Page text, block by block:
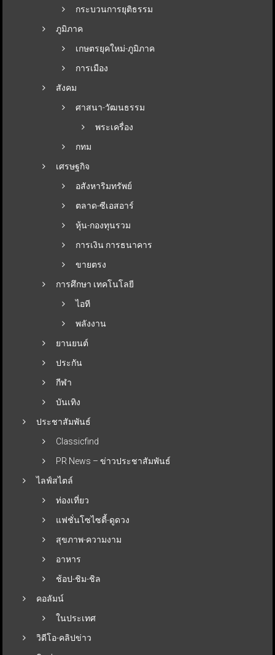
กระบวนการยุติธรรม
ภูมิภาค
เกษตรยุคใหม่-ภูมิภาค
การเมือง
สังคม
ศาสนา-วัฒนธรรม
พระเครื่อง
กทม
เศรษฐกิจ
อสังหาริมทรัพย์
ตลาด-ซีเอสอาร์
หุ้น-กองทุนรวม
การเงิน การธนาคาร
ขายตรง
การศึกษา เทคโนโลยี
ไอที
พลังงาน
ยานยนต์
ประกัน
กีฬา
บันเทิง
ประชาสัมพันธ์
Classicfind
PR News – ข่าวประชาสัมพันธ์
ไลฟ์สไตล์
ท่องเที่ยว
แฟชั่นโซไซตี้-ดูดวง
สุขภาพ-ความงาม
อาหาร
ช้อป-ชิม-ชิล
คอลัมน์
ในประเทศ
วิดีโอ-คลิปข่าว